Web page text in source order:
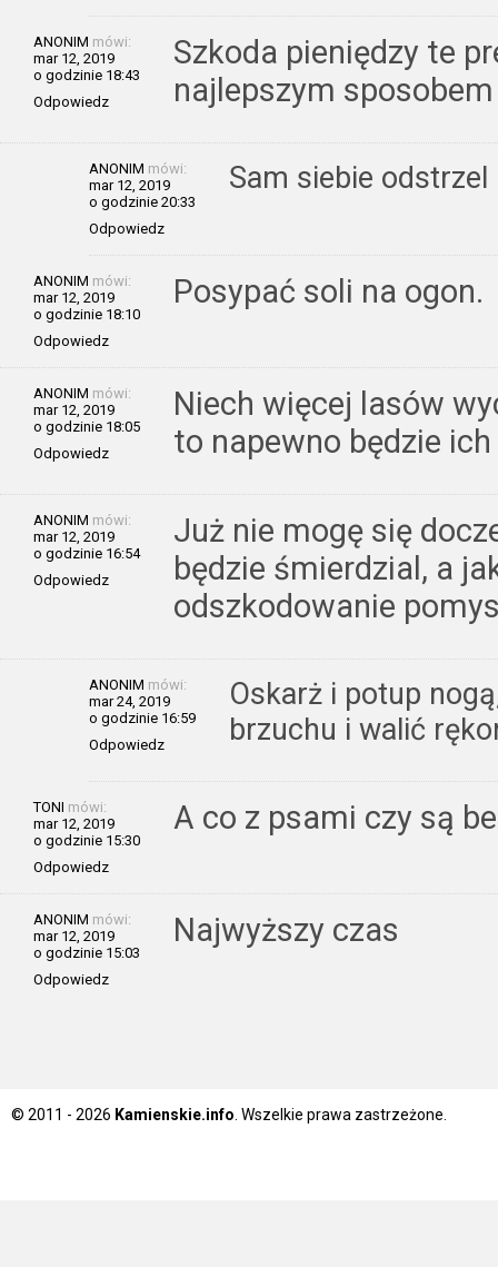
ANONIM mówi:
mar 12, 2019
o godzinie 18:43
Odpowiedz
Szkoda pieniędzy te
najlepszym
ANONIM mówi:
mar 12, 2019
o godzinie 20:33
Odpowiedz
Sam siebie odstrzel
ANONIM mówi:
mar 12, 2019
o godzinie 18:10
Odpowiedz
Posypać soli na ogon.
ANONIM mówi:
mar 12, 2019
o godzinie 18:05
Odpowiedz
Niech więcej lasów
to napewno będzie
ANONIM mówi:
mar 12, 2019
o godzinie 16:54
Odpowiedz
Już nie mogę się
będzie śmierdzial, a
odszkodowanie
ANONIM mówi:
mar 24, 2019
o godzinie 16:59
Odpowiedz
Oskarż i potup
brzuchu i walić
TONI mówi:
mar 12, 2019
o godzinie 15:30
Odpowiedz
A co z psami czy są
ANONIM mówi:
mar 12, 2019
o godzinie 15:03
Odpowiedz
Najwyższy czas
© 2011 - 2026 Kamienskie.info . Wszelkie prawa zastrzeżone.